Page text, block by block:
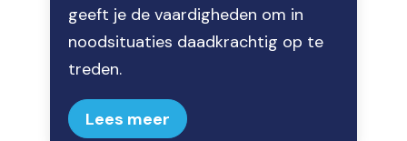
geeft je de vaardigheden om in
noodsituaties daadkrachtig op te
treden.
Lees meer